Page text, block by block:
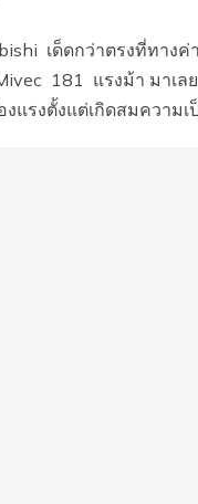
เด็ดกว่าตรงที่ทางค่
181 แรงม้า มาเล
งแรงตั้งแต่เกิดสมความ